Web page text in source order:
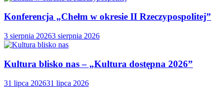
Konferencja „Chełm w okresie II Rzeczypospolitej”
3 sierpnia 20263 sierpnia 2026
Kultura blisko nas – „Kultura dostępna 2026”
31 lipca 202631 lipca 2026